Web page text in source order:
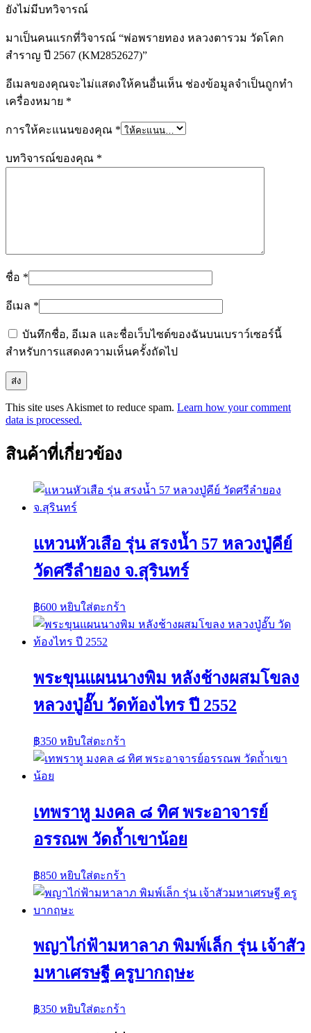
ยังไม่มีบทวิจารณ์
มาเป็นคนแรกที่วิจารณ์ “พ่อพรายทอง หลวงตารวม วัดโคก
สำราญ ปี 2567 (KM2852627)”
อีเมลของคุณจะไม่แสดงให้คนอื่นเห็น ช่องข้อมูลจำเป็นถูกทำ
เครื่องหมาย *
การให้คะแนนของคุณ *
บทวิจารณ์ของคุณ *
ชื่อ *
อีเมล *
บันทึกชื่อ, อีเมล และชื่อเว็บไซต์ของฉันบนเบราว์เซอร์นี้
สำหรับการแสดงความเห็นครั้งถัดไป
This site uses Akismet to reduce spam. Learn how your comment
data is processed.
สินค้าที่เกี่ยวข้อง
แหวนหัวเสือ รุ่น สรงน้ำ 57 หลวงปู่คีย์
วัดศรีลำยอง จ.สุรินทร์
฿600 หยิบใส่ตะกร้า
พระขุนแผนนางพิม หลังช้างผสมโขลง
หลวงปู่อั๊บ วัดท้องไทร ปี 2552
฿350 หยิบใส่ตะกร้า
เทพราหู มงคล ๘ ทิศ พระอาจารย์
อรรณพ วัดถ้ำเขาน้อย
฿850 หยิบใส่ตะกร้า
พญาไก่ฟ้ามหาลาภ พิมพ์เล็ก รุ่น เจ้าสัว
มหาเศรษฐี ครูบากฤษะ
฿350 หยิบใส่ตะกร้า